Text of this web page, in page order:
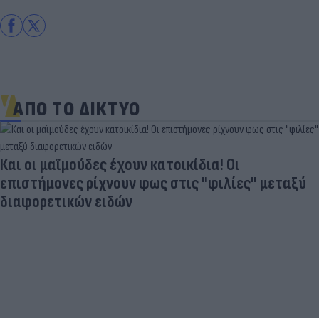
ΑΠΟ ΤΟ ΔΙΚΤΥΟ
Και οι μαϊμούδες έχουν κατοικίδια! Οι
επιστήμονες ρίχνουν φως στις "φιλίες" μεταξύ
διαφορετικών ειδών